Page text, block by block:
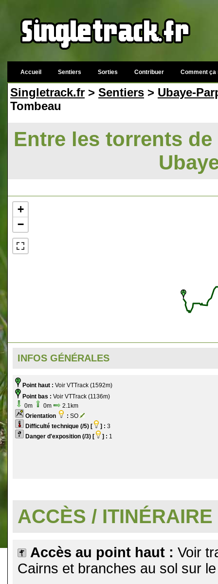
Accueil Sentiers Sorties Contribuer Comment ça
Singletrack.fr > Sentiers > Ubaye-
Tombeau
Entre les torrents
+
−
INFOS GÉNÉRALES
Point haut : Voir VTTrack (1592m)
Point bas : Voir VTTrack (1136m)
0m
0m
2.1km
Orientation
: SO
Difficulté technique (/5) [
] : 3
Danger d'exposition (/3) [
] : 1
ACCÈS / ITINÉRAIRE
Accès au point haut : Voir
Cairns et branches au sol sur